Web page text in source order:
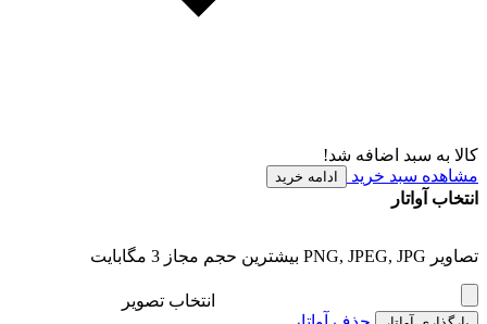
کالا به سبد اضافه شد!
مشاهده سبد خرید
ادامه خرید
انتخاب آواتار
تصاویر PNG, JPEG, JPG بیشترین حجم مجاز 3 مگابایت
انتخاب تصویر